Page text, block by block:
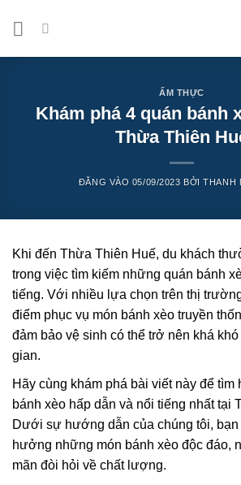
ẨM THỰC
Khám phá 4 quán bánh
Thừa Thiên
ĐĂNG VÀO 05/09/2023 BỞITHANH
Khi đến Thừa Thiên Huế, du khách
trong việc tìm kiếm những quán bánh
tiếng. Với nhiều lựa chọn trên thị
điểm phục vụ món bánh xèo truyền
đảm bảo vệ sinh có thể trở nên khá
gian.
Hãy cùng khám phá bài viết này để tìm
bánh xèo hấp dẫn và nổi tiếng nhất tại
Dưới sự hướng dẫn của chúng tôi,
hưởng những món bánh xèo độc đáo,
mãn đòi hỏi về chất lượng.